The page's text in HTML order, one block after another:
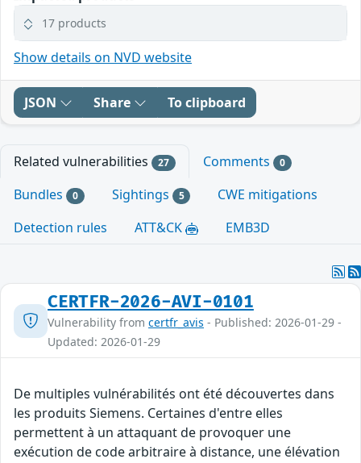
17 products
Show details on NVD website
JSON Share To clipboard
Related vulnerabilities 27 Comments 0
Bundles 0 Sightings 5
CWE mitigations
Detection rules
ATT&CK EMB3D
CERTFR-2026-AVI-0101
Vulnerability from certfr_avis - Published: 2026-01-29 -
Updated: 2026-01-29
De multiples vulnérabilités ont été découvertes dans
les produits Siemens. Certaines d'entre elles
permettent à un attaquant de provoquer une
exécution de code arbitraire à distance, une élévation